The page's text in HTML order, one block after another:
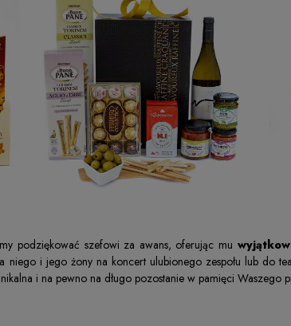
podziękować szefowi za awans, oferując mu
niego i jego żony na koncert ulubionego zespołu lub do
i na pewno na długo pozostanie w pamięci Waszego